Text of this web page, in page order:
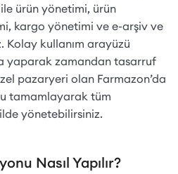
ürün yönetimi, ürün
kargo yönetimi ve e-arşiv ve
kullanım arayüzü
yaparak zamandan tasarruf
pazaryeri olan Farmazon’da
tamamlayarak tüm
yönetebilirsiniz.
Nasıl Yapılır?